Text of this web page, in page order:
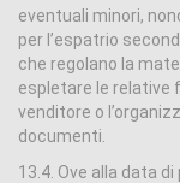
eventuali minori,
per l’espatrio
che regolano la
espletare le relative
venditore o
documenti.
13.4. Ove alla data